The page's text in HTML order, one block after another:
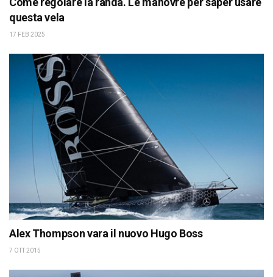
questa vela
17 FEB 2025
Alex Thompson vara il nuovo Hugo Boss
7 OTT 2015